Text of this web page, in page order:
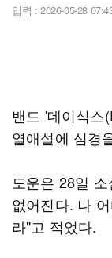
입력 : 2026-05-28
밴드 '데이식스
열애설에 심경
도운은 28일
없어진다. 나
라"고 적었다.